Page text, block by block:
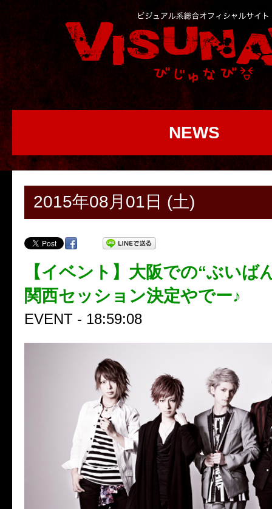
NEWS
2015年08月01日 (土)
【イベント】大阪での“ぶいば
関西セッション決定やでー♪
EVENT - 18:59:08